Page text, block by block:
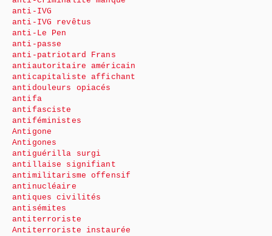
anti-IVG
anti-IVG revêtus
anti-Le Pen
anti-passe
anti-patriotard Frans
antiautoritaire américain
anticapitaliste affichant
antidouleurs opiacés
antifa
antifasciste
antiféministes
Antigone
Antigones
antiguérilla surgi
antillaise signifiant
antimilitarisme offensif
antinucléaire
antiques civilités
antisémites
antiterroriste
Antiterroriste instaurée